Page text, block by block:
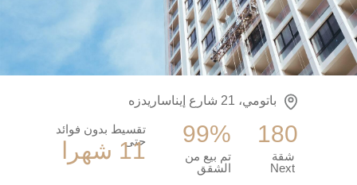
باتومي، 21 شارع إيناساريدزه
شقة
Next
180
تم بيع من
الشقق
99%
تقسيط بدون فوائد
حتى
11 شهرا